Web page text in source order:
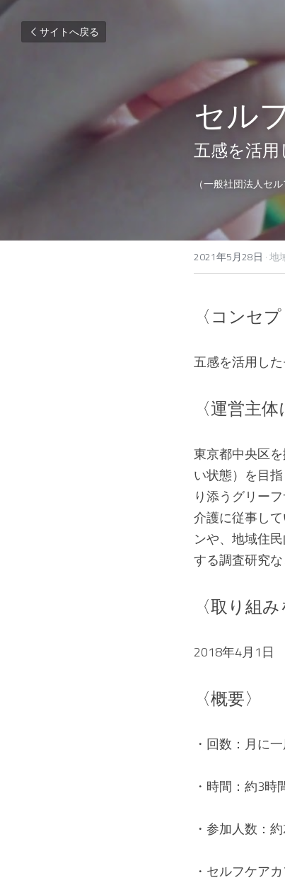
サイトへ戻る
セル
五感を活
（一般社団法人セ
2021年5月28日 ·地
〈コンセ
五感を活用し
〈運営主
東京都中央区
い状態）を目
り添うグリー
介護に従事し
ンや、地域住
する調査研究な
〈取り組
2018年4月1日
〈概要〉
・回数：月に
・時間：約3時
・参加人数：
・セルフケア